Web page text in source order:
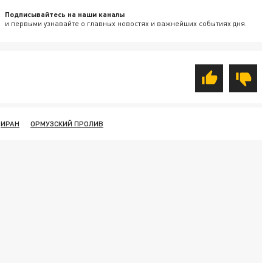
Подписывайтесь на наши каналы
и первыми узнавайте о главных новостях и важнейших событиях дня.
ИРАН ОРМУЗСКИЙ ПРОЛИВ